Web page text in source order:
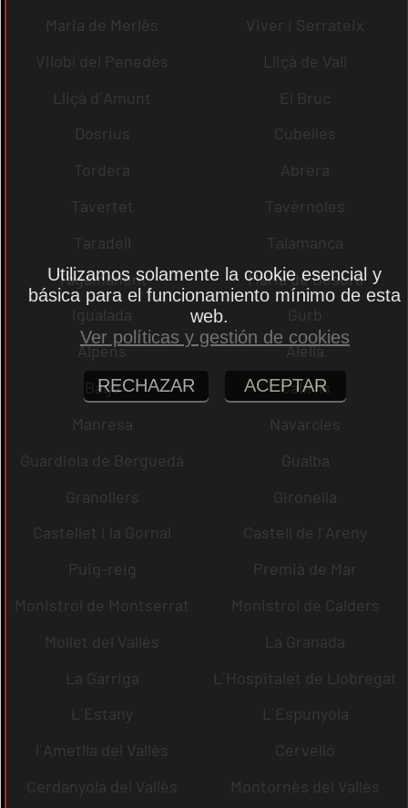
Maria de Merlès
Viver i Serrateix
Vilobí del Penedès
Lliçà de Vall
Lliçà d´Amunt
El Bruc
Dosrius
Cubelles
Tordera
Abrera
Tavertet
Tavèrnoles
Taradell
Talamanca
Tagamanent
Maria de Besora
Igualada
Gurb
Alpens
Alella
Bagà
Cabrils
Manresa
Navarcles
Guardiola de Berguedà
Gualba
Granollers
Gironella
Castellet i la Gornal
Castell de l´Areny
Puig-reig
Premià de Mar
Monistrol de Montserrat
Monistrol de Calders
Mollet del Vallès
La Granada
La Garriga
L´Hospitalet de Llobregat
L´Estany
L´Espunyola
l´Ametlla del Vallès
Cervelló
Cerdanyola del Vallès
Montornès del Vallès
Utilizamos solamente la cookie esencial y
básica para el funcionamiento mínimo de esta
web.
Ver políticas y gestión de cookies
RECHAZAR ACEPTAR